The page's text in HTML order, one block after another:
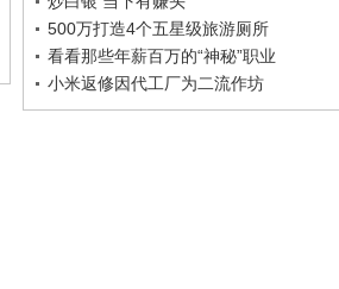
500万打造4个五星级旅游厕所
看看那些年薪百万的“神秘”职业
小米返修因代工厂为二流作坊